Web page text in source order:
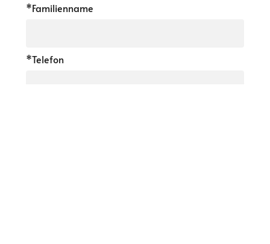
*Familienname
*Telefon